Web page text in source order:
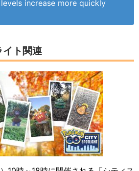
levels increase more quickly
イト関連